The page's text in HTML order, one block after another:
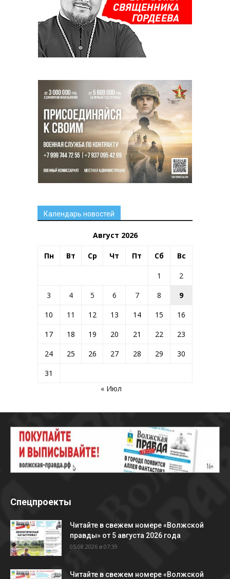
Календарь новостей
Август 2026
Пн Вт Ср Чт Пт Сб Вс
1
2
3
4 5 6 7 8
9
10
11 12 13 14 15
16
17
18 19 20 21 22
23
24
25 26 27 28 29
30
31
« Июл
Спецпроекты
Читайте в свежем номере «Волжской
правды» от 5 августа 2026 года
05.08.2026 в 07:39
Читайте в свежем номере «Волжской